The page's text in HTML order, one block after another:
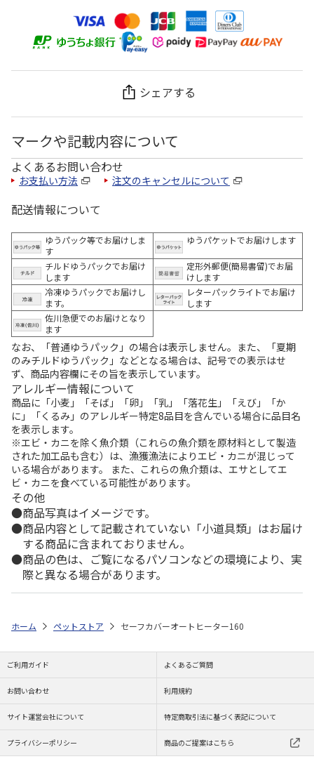
シェアする
マークや記載内容について
よくあるお問い合わせ
お支払い方法 注文のキャンセルについて
配送情報について
ゆうパック等でお届けしま
す
ゆうパケットでお届けします
チルドゆうパックでお届け
します
定形外郵便(簡易書留)でお届
けします
冷凍ゆうパックでお届けし
ます。
レターパックライトでお届け
します
佐川急便でのお届けとなり
ます
なお、「普通ゆうパック」の場合は表示しません。また、「夏期
のみチルドゆうパック」などとなる場合は、記号での表示はせ
ず、商品内容欄にその旨を表示しています。
アレルギー情報について
商品に「小麦」「そば」「卵」「乳」「落花生」「えび」「か
に」「くるみ」のアレルギー特定8品目を含んでいる場合に品目名
を表示します。
※エビ・カニを除く魚介類（これらの魚介類を原材料として製造
された加工品も含む）は、漁獲漁法によりエビ・カニが混じって
いる場合があります。 また、これらの魚介類は、エサとしてエ
ビ・カニを食べている可能性があります。
その他
商品写真はイメージです。
商品内容として記載されていない「小道具類」はお届け
する商品に含まれておりません。
商品の色は、ご覧になるパソコンなどの環境により、実
際と異なる場合があります。
ホーム ペットストア セーフカバーオートヒーター160
ご利用ガイド よくあるご質問
お問い合わせ 利用規約
サイト運営会社について 特定商取引法に基づく表記について
プライバシーポリシー 商品のご提案はこちら